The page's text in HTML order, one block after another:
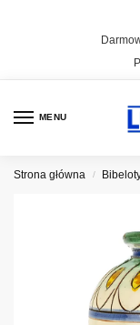
MENU
Strona główna /